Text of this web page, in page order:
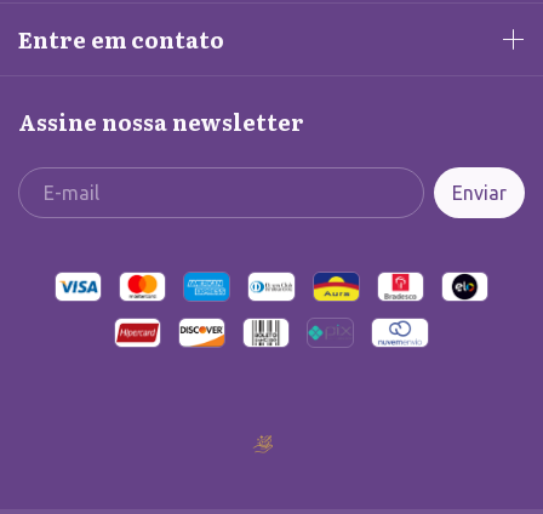
Entre em contato
Assine nossa newsletter